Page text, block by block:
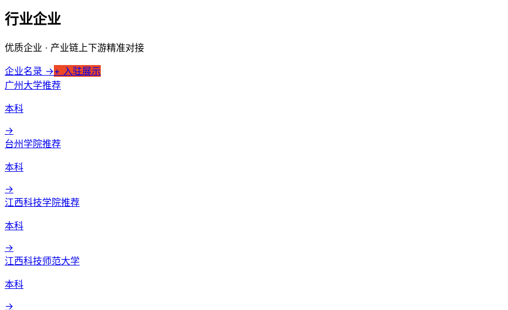
行业企业
优质企业 · 产业链上下游精准对接
企业名录 →+ 入驻展示
广州大学推荐
本科
→
台州学院推荐
本科
→
江西科技学院推荐
本科
→
江西科技师范大学
本科
→